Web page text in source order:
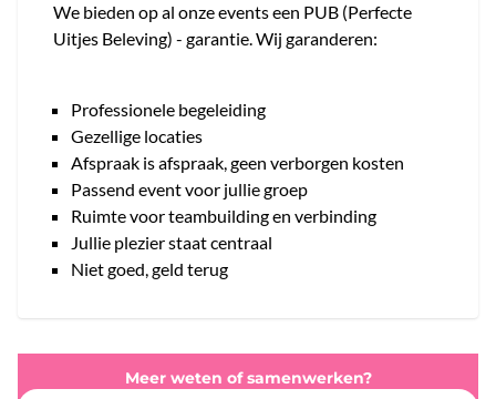
We bieden op al onze events een PUB (Perfecte
Uitjes Beleving) - garantie. Wij garanderen:
Professionele begeleiding
Gezellige locaties
Afspraak is afspraak, geen verborgen kosten
Passend event voor jullie groep
Ruimte voor teambuilding en verbinding
Jullie plezier staat centraal
Niet goed, geld terug
Meer weten of samenwerken?